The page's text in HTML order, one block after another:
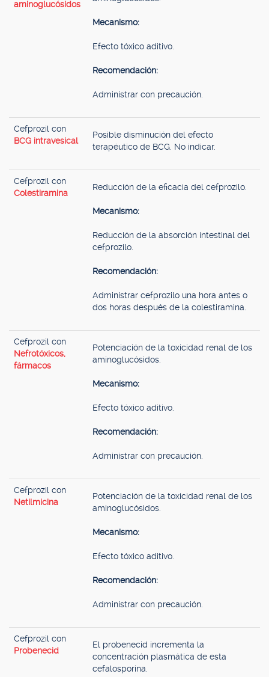
aminoglucósidos
Mecanismo:
Efecto tóxico aditivo.
Recomendación:
Administrar con precaución.
Cefprozil con
BCG intravesical
Posible disminución del efecto
terapéutico de BCG. No indicar.
Cefprozil con
Colestiramina
Reducción de la eficacia del cefprozilo.
Mecanismo:
Reducción de la absorción intestinal del
cefprozilo.
Recomendación:
Administrar cefprozilo una hora antes o
dos horas después de la colestiramina.
Cefprozil con
Nefrotóxicos,
fármacos
Potenciación de la toxicidad renal de los
aminoglucósidos.
Mecanismo:
Efecto tóxico aditivo.
Recomendación:
Administrar con precaución.
Cefprozil con
Netilmicina
Potenciación de la toxicidad renal de los
aminoglucósidos.
Mecanismo:
Efecto tóxico aditivo.
Recomendación:
Administrar con precaución.
Cefprozil con
Probenecid
El probenecid incrementa la
concentración plasmática de esta
cefalosporina.